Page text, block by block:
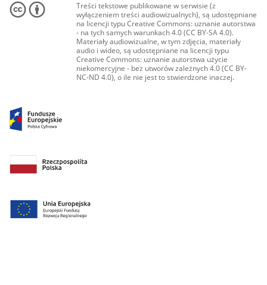
Treści tekstowe publikowane w serwisie (z
wyłączeniem treści audiowizualnych), są udostępniane
na licencji typu Creative Commons: uznanie autorstwa
- na tych samych warunkach 4.0 (CC BY-SA 4.0).
Materiały audiowizualne, w tym zdjęcia, materiały
audio i wideo, są udostępniane na licencji typu
Creative Commons: uznanie autorstwa użycie
niekomercyjne - bez utworów zależnych 4.0 (CC BY-
NC-ND 4.0), o ile nie jest to stwierdzone inaczej.